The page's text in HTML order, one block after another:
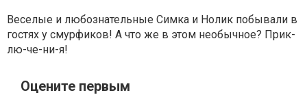
Веселые и любознательные Симка и Нолик побывали в
гостях у смурфиков! А что же в этом необычное? Прик-
лю-че-ни-я!
Оцените первым